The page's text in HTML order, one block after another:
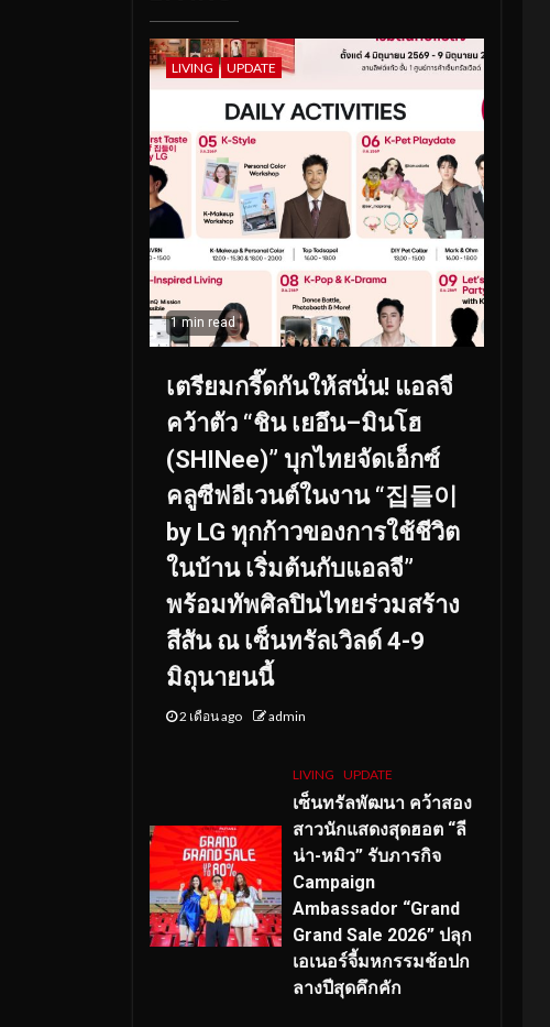
LIVING UPDATE
1 min read
เตรียมกรี๊ดกันให้สนั่น! แอลจี
คว้าตัว “ชิน เยอึน–มินโฮ
(SHINee)” บุกไทยจัดเอ็กซ์
คลูซีฟอีเวนต์ในงาน “집들이
by LG ทุกก้าวของการใช้ชีวิต
ในบ้าน เริ่มต้นกับแอลจี”
พร้อมทัพศิลปินไทยร่วมสร้าง
สีสัน ณ เซ็นทรัลเวิลด์ 4-9
มิถุนายนนี้
2 เดือน ago admin
LIVING UPDATE
เซ็นทรัลพัฒนา คว้าสอง
สาวนักแสดงสุดฮอต “ลี
น่า-หมิว” รับภารกิจ
Campaign
Ambassador “Grand
Grand Sale 2026” ปลุก
เอเนอร์จี้มหกรรมช้อปก
ลางปีสุดคึกคัก